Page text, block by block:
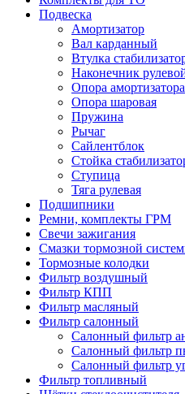
Подвеска
Амортизатор
Вал карданный
Втулка
Наконечник
Опора амортизатора
Опора шаровая
Пружина
Рычаг
Сайлентблок
Стойка
Ступица
Тяга рулевая
Подшипники
Ремни, комплекты ГРМ
Свечи зажигания
Смазки тормозной
Тормозные колодки
Фильтр воздушный
Фильтр КПП
Фильтр масляный
Фильтр салонный
Салонный фильтр
Салонный фильтр
Салонный фильтр
Фильтр топливный